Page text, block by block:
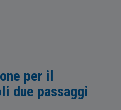
per il
due passaggi